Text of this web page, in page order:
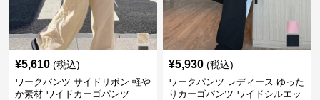
¥5,610 (税込)
ワークパンツ サイドリボン 軽や
か素材 ワイドカーゴパンツ
¥5,930 (税込)
ワークパンツ レディース ゆった
りカーゴパンツ ワイドシルエッ